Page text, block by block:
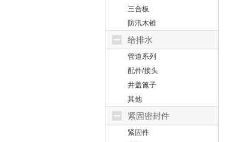
三合板
防汛木锥
给排水
管道系列
配件/接头
井盖篦子
其他
紧固密封件
紧固件